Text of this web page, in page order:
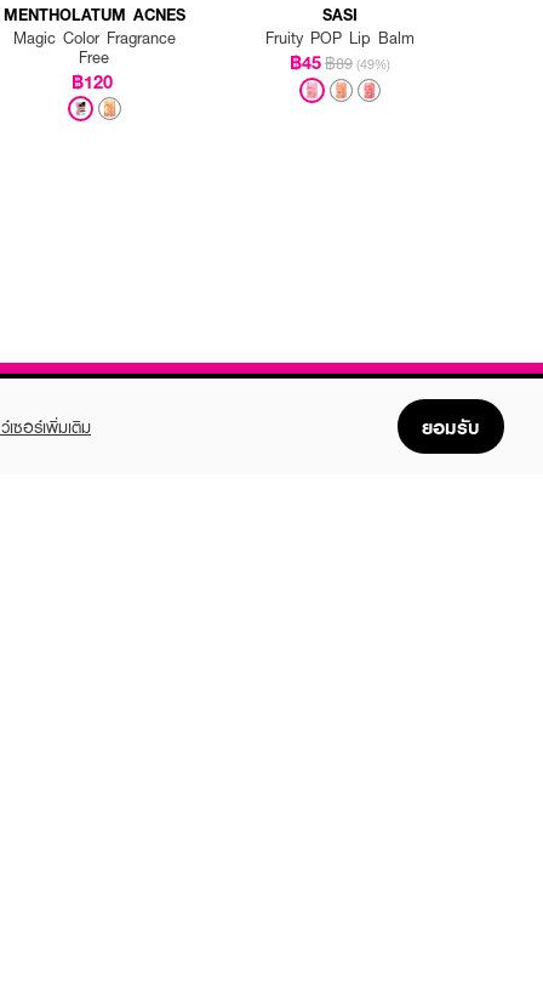
MENTHOLATUM ACNES
Magic Color Fragrance
Free
฿120
SASI
Fruity POP Lip Balm
฿45฿89 (49%)
เซอร์เพิ่มเติม ยอมรับ